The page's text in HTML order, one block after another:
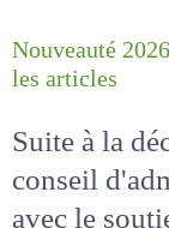
Nouveauté
Suite à la
conseil